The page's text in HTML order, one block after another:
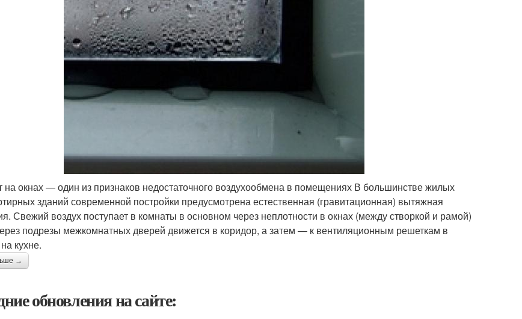
на окнах — один из признаков недостаточного воздухообмена в помещениях В большинстве жилых
зданий современной постройки предусмотрена естественная (гравитационная) вытяжная
Свежий воздух поступает в комнаты в основном через неплотности в окнах (между створкой и рамой)
подрезы межкомнатных дверей движется в коридор, а затем — к вентиляционным решеткам в
кухне.
→
обновления на сайте: